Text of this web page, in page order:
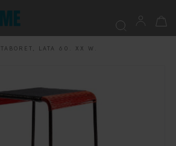
Mój
TABORET, LATA 60. XX W.